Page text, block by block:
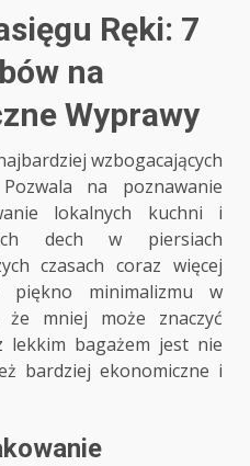
Ręki: 7
na
Wyprawy
wzbogacających
na poznawanie
lokalnych kuchni i
dech w piersiach
czasach coraz więcej
piękno minimalizmu w
że mniej może znaczyć
lekkim bagażem jest nie
bardziej ekonomiczne i